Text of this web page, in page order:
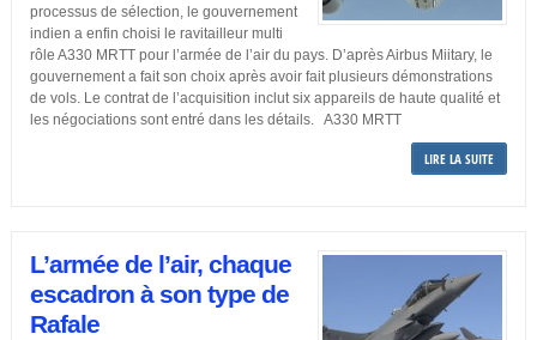
processus de sélection, le gouvernement
indien a enfin choisi le ravitailleur multi
rôle A330 MRTT pour l’armée de l’air du pays. D’après Airbus Miitary, le
gouvernement a fait son choix après avoir fait plusieurs démonstrations
de vols. Le contrat de l’acquisition inclut six appareils de haute qualité et
les négociations sont entré dans les détails. A330 MRTT
LIRE LA SUITE
L’armée de l’air, chaque
escadron à son type de
Rafale